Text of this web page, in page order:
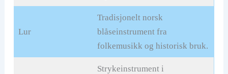
Lur
Tradisjonelt norsk
blåseinstrument fra
folkemusikk og historisk bruk.
Strykeinstrument i